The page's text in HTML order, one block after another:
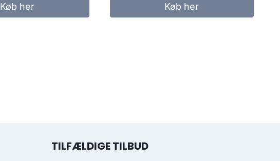
Køb her Køb her
TILFÆLDIGE TILBUD